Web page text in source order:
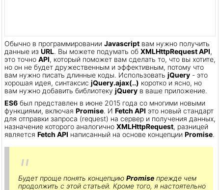
Обычно в программировании Javascript вам нужно получить
данные из URL. Вы можете подумать об XMLHttpRequest API,
это точно API, который поможет вам сделать то, что вы хотите,
но он не будет дружественным и эффективным, потому что
вам нужно писать длинные коды. Использовать jQuery - это
хорошая идея, синтаксис jQuery.ajax(..) коротко и ясно, но
вам нужно добавить библиотеку jQuery в ваше приложение.
ES6 был представлен в июне 2015 года со многими новыми
функциями, включая Promise. И Fetch API это новый стандарт
для отправки запроса (request) на сервер и получения данных,
назначение которого аналогично XMLHttpRequest, разницей
является Fetch API написанный на основе концепции Promise.
Будет проще понять концепцию Promise прежде чем
продолжить с этой статьей. Кроме того, я настоятельно